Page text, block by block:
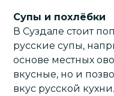
Супы и похлёбки
В Суздале стоит
русские супы,
основе местных
вкусные, но и
вкус русской